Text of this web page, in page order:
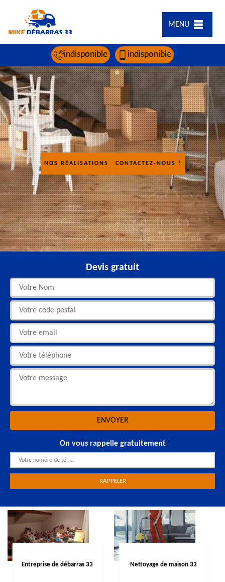
MENU
indisponible indisponible
NOS RÉALISATIONS CONTACTEZ-NOUS !
Devis gratuit
On vous rappelle gratuitement
Entreprise de débarras 33 Nettoyage de maison 33